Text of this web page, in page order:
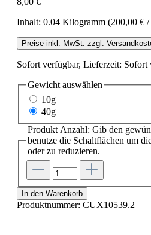
Inhalt: 0.04 Kilogramm (200,00 €
Preise inkl. MwSt. zzgl.
Sofort verfügbar, Lieferzeit: Sofort
Gewicht auswählen
10g
40g
Produkt Anzahl: Gib den
benutze die Schaltflächen um
oder zu reduzieren.
In den Warenkorb
Produktnummer: CUX10539.2